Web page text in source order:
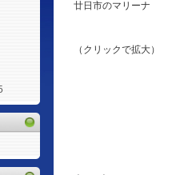
廿日市のマリーナ
（クリックで拡大）